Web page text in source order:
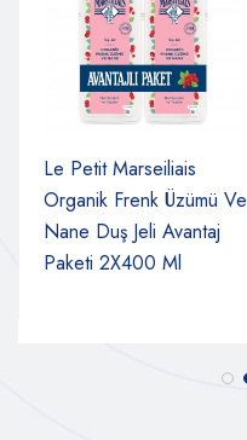
Le Petit Marseiliais
Organik Frenk Üzümü Ve
Nane Duş Jeli Avantaj
Paketi 2X400 Ml